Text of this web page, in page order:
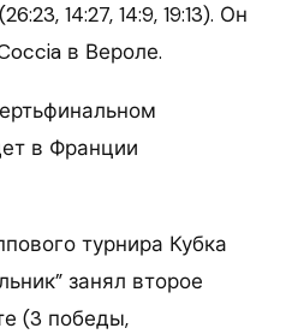
14:27, 14:9, 19:13). Он
в Вероле.
в Франции
турнира Кубка
занял второе
(3 победы,